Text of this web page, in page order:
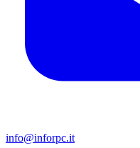
info@inforpc.it